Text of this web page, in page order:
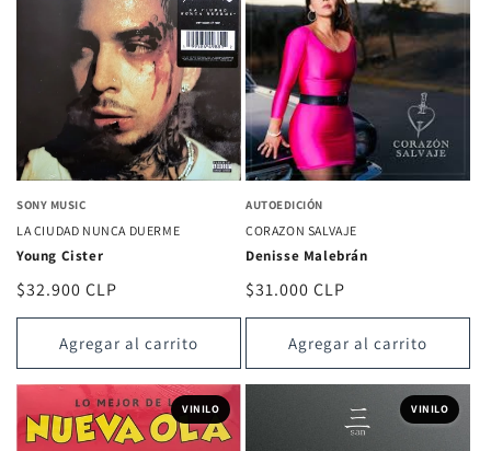
SONY MUSIC
LA CIUDAD NUNCA DUERME
Young Cister
Precio
habitual
$32.900 CLP
Agregar al carrito
AUTOEDICIÓN
CORAZON SALVAJE
Denisse Malebrán
Precio
habitual
$31.000 CLP
Agregar al carrito
VINILO VINILO